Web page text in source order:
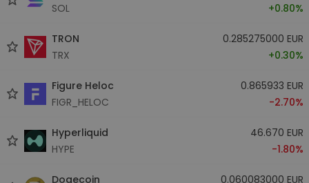
SOL
+0.80%
TRON
TRX
0.285275000 EUR
+0.30%
Figure Heloc
FIGR_HELOC
0.865933 EUR
-2.70%
Hyperliquid
HYPE
46.670 EUR
-1.80%
Dogecoin
0.060083000 EUR